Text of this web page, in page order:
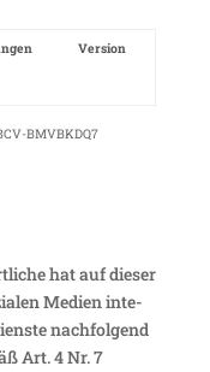
Version
BMVBKDQ7
hat auf dieser
Medien inte­
nach­fol­gend
Art. 4 Nr. 7